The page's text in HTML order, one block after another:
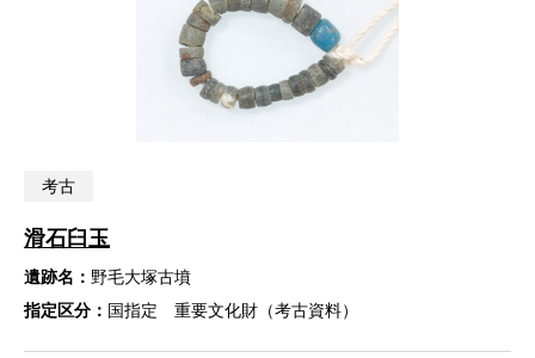
考古
滑石臼玉
遺跡名： 野毛大塚古墳
指定区分： 国指定 重要文化財（考古資料）